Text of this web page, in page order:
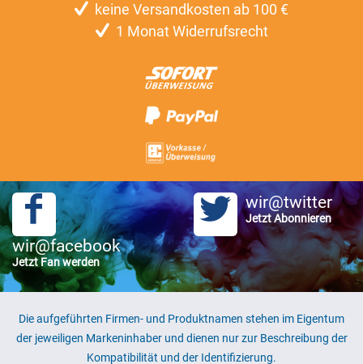
keine Versandkosten ab 100 €
1 Monat Widerrufsrecht
wir@facebook
Jetzt Fan werden
wir@twitter
Jetzt Abonnieren
Die aufgeführten Firmen- und Produktnamen stehen im Eigentum
der jeweiligen Markeninhaber und dienen nur zur Beschreibung der
Kompatibilität und der Identifizierung.